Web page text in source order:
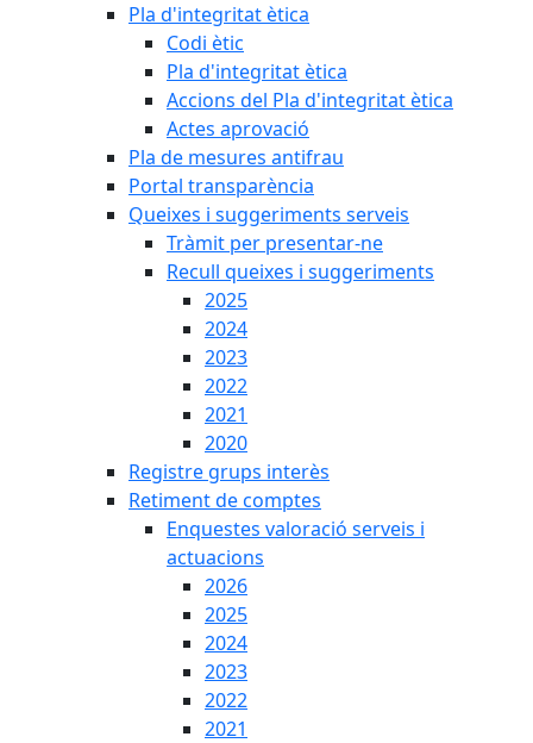
Pla d'integritat ètica
Codi ètic
Pla d'integritat ètica
Accions del Pla d'integritat ètica
Actes aprovació
Pla de mesures antifrau
Portal transparència
Queixes i suggeriments serveis
Tràmit per presentar-ne
Recull queixes i suggeriments
2025
2024
2023
2022
2021
2020
Registre grups interès
Retiment de comptes
Enquestes valoració serveis i
actuacions
2026
2025
2024
2023
2022
2021